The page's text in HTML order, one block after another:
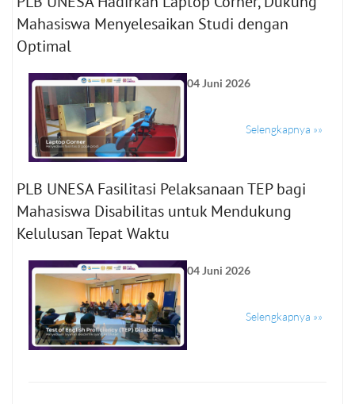
Mahasiswa Menyelesaikan Studi dengan
Optimal
04 Juni 2026
Selengkapnya »»
PLB UNESA Fasilitasi Pelaksanaan TEP bagi
Mahasiswa Disabilitas untuk Mendukung
Kelulusan Tepat Waktu
04 Juni 2026
Selengkapnya »»